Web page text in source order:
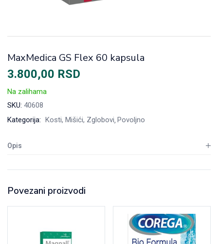
MaxMedica GS Flex 60 kapsula
3.800,00 RSD
Na zalihama
SKU: 40608
Kategorija: Kosti, Mišići, Zglobovi Povoljno
Opis
Povezani proizvodi